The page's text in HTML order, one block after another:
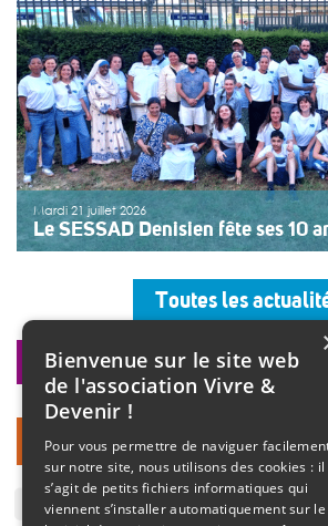
>>Lire la suite
Mardi 21 juillet 2026
Le SESSAD Denisien fête ses 10
accueillaient les invités autour d’un
ambiance musicale live assurée par
musiciens. Christine Manadi, directrice
depuis sa création, est revenue sur
>>Lire la suite
Toutes les
Inscrivez-vous à
J'accepte de recevoir des
de l'association Vivre et
faire un don
Bienvenue sur le site web
de l'association Vivre &
Devenir !
Pour vous permettre de naviguer
sur notre site, nous utilisons des cookies : il
s’agit de petits fichiers informatiques qui
viennent s’installer automatiquement sur le